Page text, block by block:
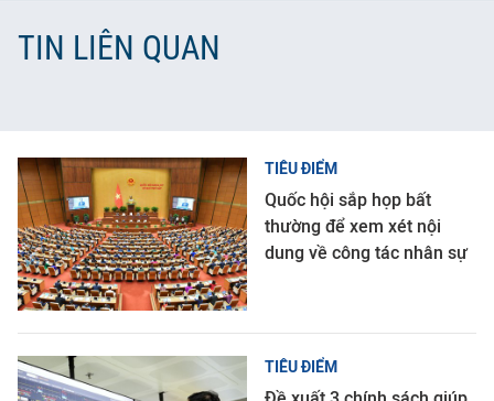
TIN LIÊN QUAN
TIÊU ĐIỂM
Quốc hội sắp họp bất
thường để xem xét nội
dung về công tác nhân sự
TIÊU ĐIỂM